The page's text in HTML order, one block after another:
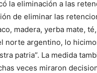
la eliminación a las
de eliminar las
madera, yerba mate,
norte argentino, lo
patria”. La medida
veces miraron